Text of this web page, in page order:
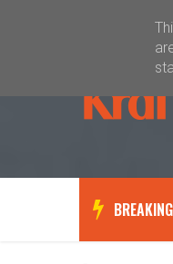
Καλώς ήλθατε
Καιρός:
θερμοκρασία, πού ο
υδράργυρος θα